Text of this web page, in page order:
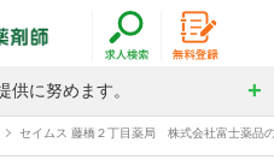
供に努めます。
セイムス 藤橋２丁目薬局 株式会社富士薬品